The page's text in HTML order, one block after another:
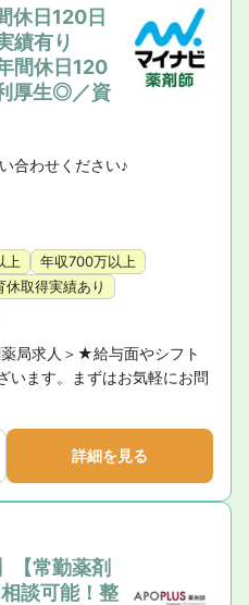
日120日
績有り
間休日120
厚生◎／資
合わせください♪
上
年収700万以上
休取得実績あり
局求人＞★給与面やシフト
います。まずはお気軽にお問
詳細を見る
【常勤薬剤
談可能！整